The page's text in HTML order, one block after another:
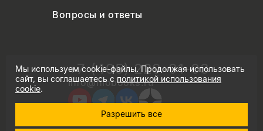
Вопросы и ответы
+7 (495) 229-91-03
info@nlobooks.ru
Мы используем cookie-файлы. Продолжая использовать
сайт, вы соглашаетесь с политикой использования
cookie.
Разрешить все